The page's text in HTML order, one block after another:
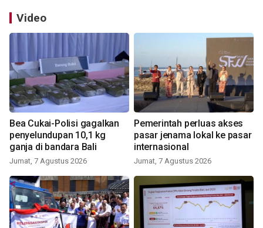
Video
Bea Cukai-Polisi gagalkan
penyelundupan 10,1 kg
ganja di bandara Bali
Jumat, 7 Agustus 2026
Pemerintah perluas akses
pasar jenama lokal ke pasar
internasional
Jumat, 7 Agustus 2026